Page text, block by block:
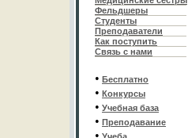
Фельдшеры
Студенты
Преподаватели
Как поступить
Связь с нами
• Бесплатно
• Конкурсы
• Учебная база
• Преподавание
•